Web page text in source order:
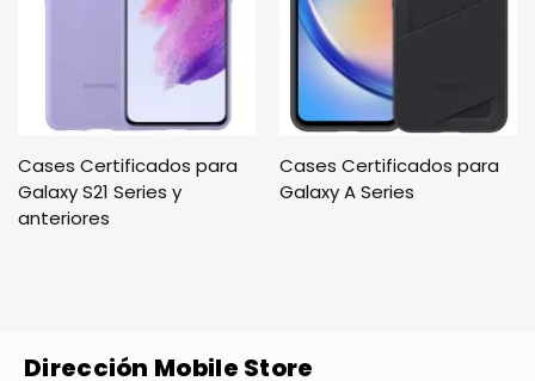
Cases Certificados para
Galaxy S21 Series y
anteriores
Cases Certificados para
Galaxy A Series
Dirección Mobile Store